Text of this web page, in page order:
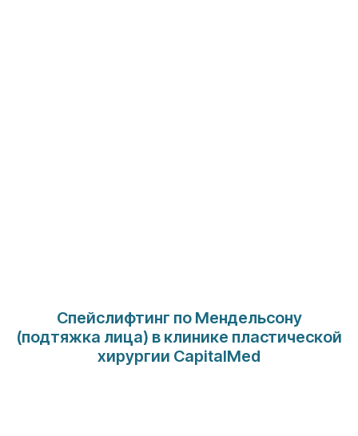
Спейслифтинг по Мендельсону
(подтяжка лица) в клинике пластической
хирургии CapitalMed